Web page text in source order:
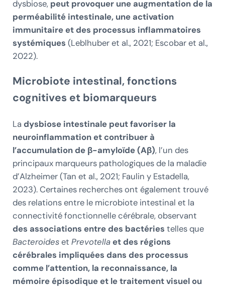
dysbiose, peut provoquer une augmentation de la
perméabilité intestinale, une activation
immunitaire et des processus inflammatoires
systémiques (Leblhuber et al., 2021; Escobar et al.,
2022).
Microbiote intestinal, fonctions
cognitives et biomarqueurs
La dysbiose intestinale peut favoriser la
neuroinflammation et contribuer à
l’accumulation de β-amyloïde (Aβ), l’un des
principaux marqueurs pathologiques de la maladie
d’Alzheimer (Tan et al., 2021; Faulin y Estadella,
2023). Certaines recherches ont également trouvé
des relations entre le microbiote intestinal et la
connectivité fonctionnelle cérébrale, observant
des associations entre des bactéries telles que
Bacteroideset Prevotella et des régions
cérébrales impliquées dans des processus
comme l’attention, la reconnaissance, la
mémoire épisodique et le traitement visuel ou